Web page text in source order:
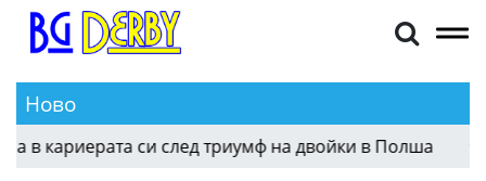
Ново
си след триумф на двойки в Полша